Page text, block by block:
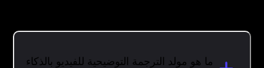
ما هو مولد الترجمة التوضيحية للفيديو بالذكاء